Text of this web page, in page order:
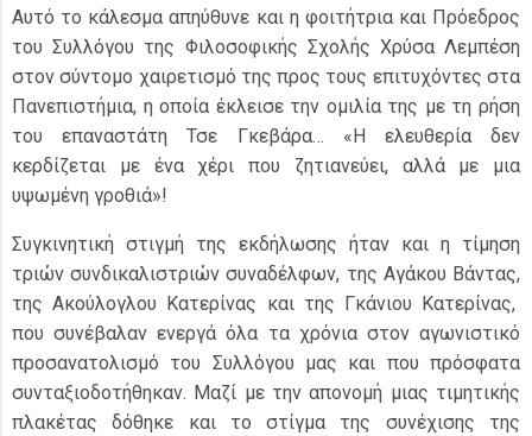
Αυτό το κάλεσμα απηύθυνε και η φοιτήτρια και Πρόεδρος
του Συλλόγου της Φιλοσοφικής Σχολής Χρύσα Λεμπέση
στον σύντομο χαιρετισμό της προς τους επιτυχόντες στα
Πανεπιστήμια, η οποία έκλεισε την ομιλία της με τη ρήση
του επαναστάτη Τσε Γκεβάρα… «Η ελευθερία δεν
κερδίζεται με ένα χέρι που ζητιανεύει, αλλά με μια
υψωμένη γροθιά»!
Συγκινητική στιγμή της εκδήλωσης ήταν και η τίμηση
τριών συνδικαλιστριών συναδέλφων, της Αγάκου Βάντας,
της Ακούλογλου Κατερίνας και της Γκάνιου Κατερίνας,
που συνέβαλαν ενεργά όλα τα χρόνια στον αγωνιστικό
προσανατολισμό του Συλλόγου μας και που πρόσφατα
συνταξιοδοτήθηκαν. Μαζί με την απονομή μιας τιμητικής
πλακέτας δόθηκε και το στίγμα της συνέχισης της